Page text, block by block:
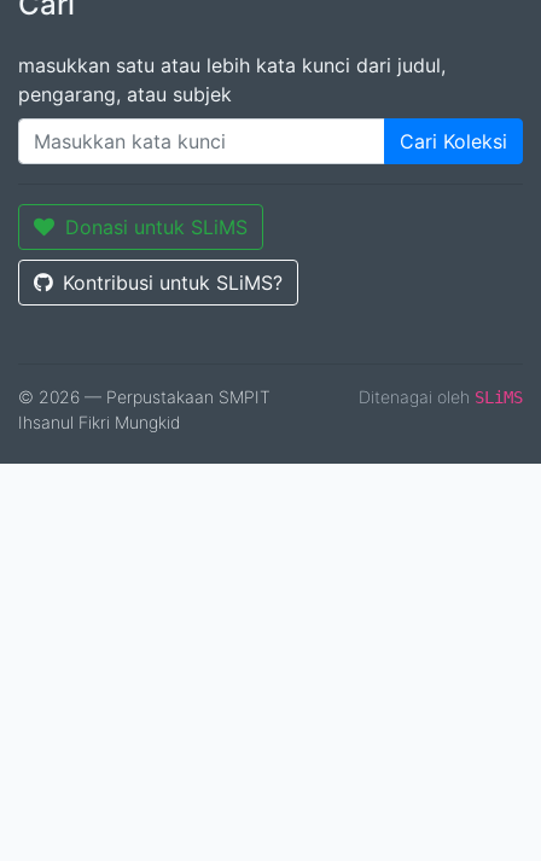
masukkan satu atau lebih kata kunci dari judul,
pengarang, atau subjek
Cari Koleksi
Donasi untuk SLiMS
Kontribusi untuk SLiMS?
© 2026 — Perpustakaan SMPIT
Ihsanul Fikri Mungkid
Ditenagai oleh SLiMS